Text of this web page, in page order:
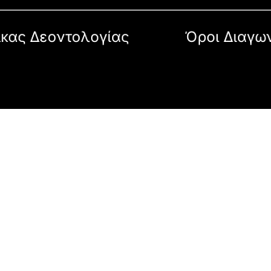
Δεοντολογίας Όροι